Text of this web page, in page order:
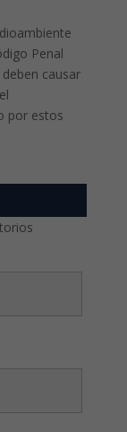
Penal
causar
por estos